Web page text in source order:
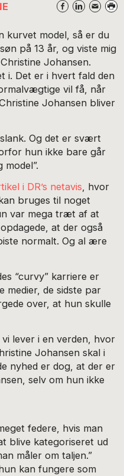
kurvet model, så er du
på 13 år, og viste mig
Johansen.
i. Det er i hvert fald den
vil få, når
Johansen bliver
Og det er svært
hun ikke bare går
model”.
i DR’s netavis, hvor
bruges til noget
var mega træt af at
at der også
normalt. Og al ære
“curvy” karriere er
medier, de sidste par
over, at hun skulle
lever i en verden, hvor
Johansen skal i
nyhed er dog, at der er
selv om hun ikke
federe, hvis man
blive kategoriseret ud
måler om taljen.”
kan fungere som